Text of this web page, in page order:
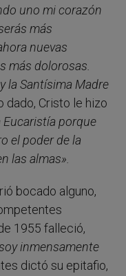
uno mi corazón
más
nuevas
más dolorosas.
la Santísima Madre
dado, Cristo le hizo
Eucaristía porque
el poder de la
las almas».
bocado alguno,
1955 falleció,
inmensamente
dictó su epitafio,